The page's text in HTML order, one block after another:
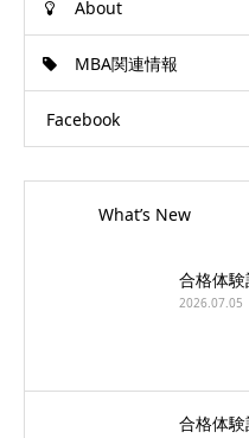
About
MBA関連情報
Facebook
What’s New
合格体
2026.07.05
合格体